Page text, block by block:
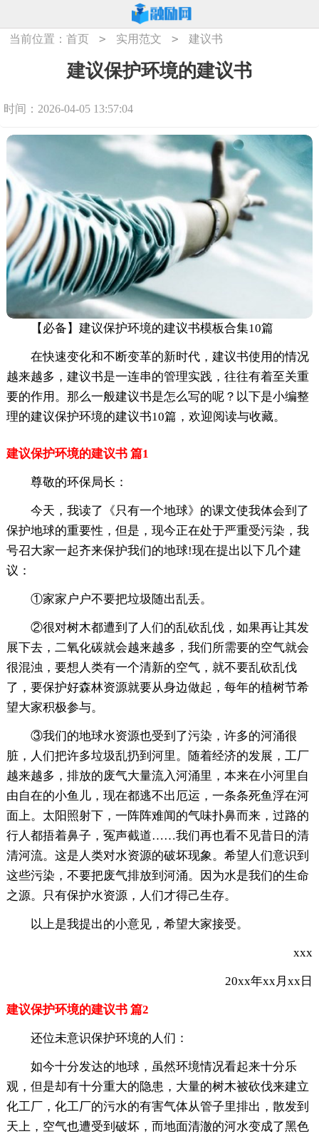
当前位置：首页 > 实用范文 > 建议书
建议保护环境的建议书
时间：2026-04-05 13:57:04
【必备】建议保护环境的建议书模板合集10篇
在快速变化和不断变革的新时代，建议书使用的情况
越来越多，建议书是一连串的管理实践，往往有着至关重
要的作用。那么一般建议书是怎么写的呢？以下是小编整
理的建议保护环境的建议书10篇，欢迎阅读与收藏。
建议保护环境的建议书 篇1
尊敬的环保局长：
今天，我读了《只有一个地球》的课文使我体会到了
保护地球的重要性，但是，现今正在处于严重受污染，我
号召大家一起齐来保护我们的地球!现在提出以下几个建
议：
①家家户户不要把垃圾随出乱丢。
②很对树木都遭到了人们的乱砍乱伐，如果再让其发
展下去，二氧化碳就会越来越多，我们所需要的空气就会
很混浊，要想人类有一个清新的空气，就不要乱砍乱伐
了，要保护好森林资源就要从身边做起，每年的植树节希
望大家积极参与。
③我们的地球水资源也受到了污染，许多的河涌很
脏，人们把许多垃圾乱扔到河里。随着经济的发展，工厂
越来越多，排放的废气大量流入河涌里，本来在小河里自
由自在的小鱼儿，现在都逃不出厄运，一条条死鱼浮在河
面上。太阳照射下，一阵阵难闻的气味扑鼻而来，过路的
行人都捂着鼻子，冤声截道……我们再也看不见昔日的清
清河流。这是人类对水资源的破坏现象。希望人们意识到
这些污染，不要把废气排放到河涌。因为水是我们的生命
之源。只有保护水资源，人们才得己生存。
以上是我提出的小意见，希望大家接受。
xxx
20xx年xx月xx日
建议保护环境的建议书 篇2
还位未意识保护环境的人们：
如今十分发达的地球，虽然环境情况看起来十分乐
观，但是却有十分重大的隐患，大量的树木被砍伐来建立
化工厂，化工厂的污水的有害气体从管子里排出，散发到
天上，空气也遭受到破坏，而地面清澈的河水变成了黑色